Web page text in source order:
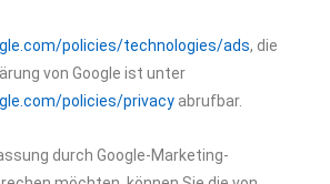
policies/technologies/ads, die
von Google ist unter
policies/privacy abrufbar.
durch Google-Marketing-